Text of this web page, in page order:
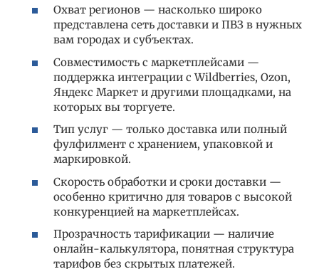
Охват регионов — насколько широко
представлена сеть доставки и ПВЗ в нужных
вам городах и субъектах.
Совместимость с маркетплейсами —
поддержка интеграции с Wildberries, Ozon,
Яндекс Маркет и другими площадками, на
которых вы торгуете.
Тип услуг — только доставка или полный
фулфилмент с хранением, упаковкой и
маркировкой.
Скорость обработки и сроки доставки —
особенно критично для товаров с высокой
конкуренцией на маркетплейсах.
Прозрачность тарификации — наличие
онлайн-калькулятора, понятная структура
тарифов без скрытых платежей.